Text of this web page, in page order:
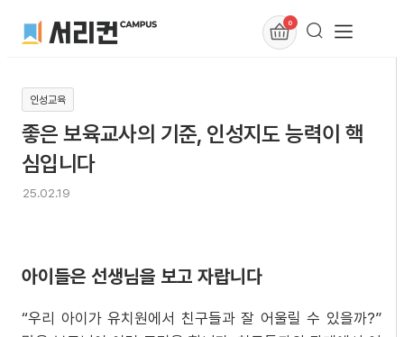
0
인성교육
좋은 보육교사의 기준, 인성지도 능력이 핵
심입니다
25.02.19
아이들은 선생님을 보고 자랍니다
“우리 아이가 유치원에서 친구들과 잘 어울릴 수 있을까?”